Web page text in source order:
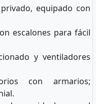
equipado con
escalones para fácil
y ventiladores
con armarios;